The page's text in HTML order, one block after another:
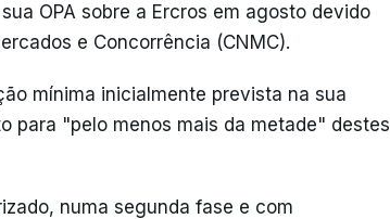
OPA sobre a Ercros em agosto devido
e Concorrência (CNMC).
mínima inicialmente prevista na sua
para "pelo menos mais da metade" destes
numa segunda fase e com